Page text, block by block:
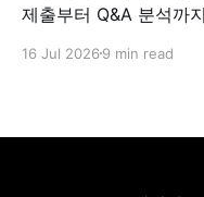
제출부터 Q&A 분석까
16 Jul 2026 9 min read